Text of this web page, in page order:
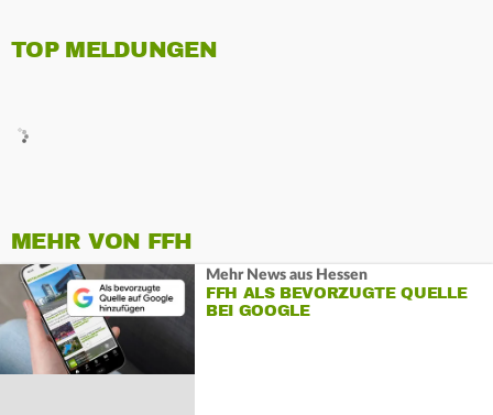
TOP MELDUNGEN
MEHR VON FFH
Mehr News aus Hessen
FFH ALS BEVORZUGTE QUELLE
BEI GOOGLE